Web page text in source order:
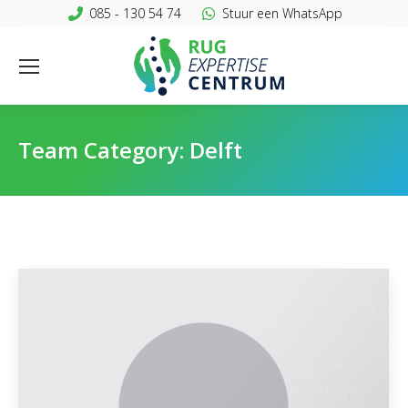
085 - 130 54 74 Stuur een WhatsApp
Team Category: Delft